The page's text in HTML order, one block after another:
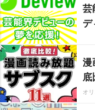
芸
漫
底
オ